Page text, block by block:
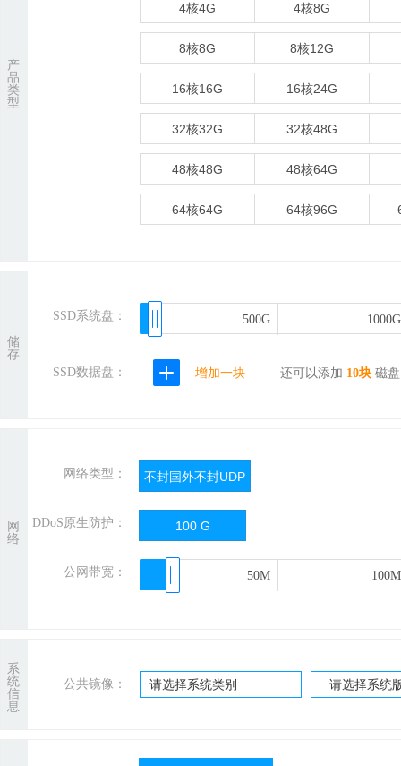
产
品
类
型
4核4G 4核8G
8核8G 8核12G
16核16G 16核24G
32核32G 32核48G
48核48G 48核64G
64核64G 64核96G
储
存
SSD系统盘： 500G 1000G
500G 1000G
SSD数据盘： 增加一块 还可以添加 10块 磁盘
网
络
网络类型： 不封国外不封UDP
DDoS原生防护： 100 G
公网带宽： 50M 100M
50M 100M
系
统
信
息
公共镜像： 请选择系统类别 请选择系统